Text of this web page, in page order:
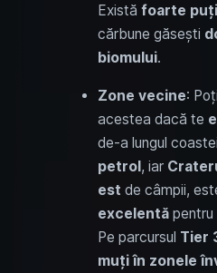
Există foarte
cărbune găsești
biomului.
Zone vecine:
acestea dacă te
de-a lungul
petrol, iar
est de câmpii,
excelentă
Pe parcursul Tier
muți în zonele